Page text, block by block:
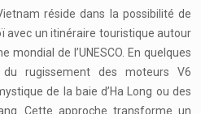
réside dans la possibilité de
avec un itinéraire touristique autour
mondial de l’UNESCO. En quelques
rugissement des moteurs V6
de la baie d’Ha Long ou des
Cette approche transforme un